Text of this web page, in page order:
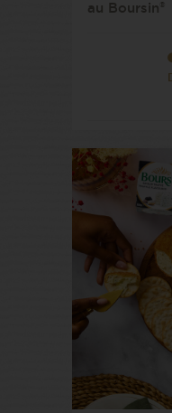
au Boursin ®